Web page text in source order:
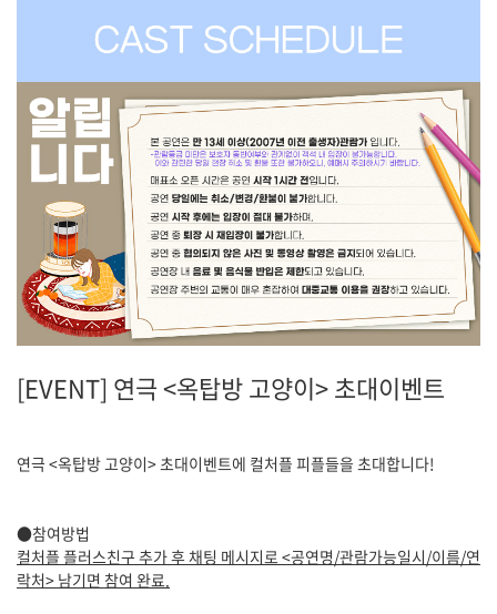
[EVENT] 연극 <옥탑방 고양이> 초대이벤트
연극 <옥탑방 고양이> 초대이벤트에 컬처플 피플들을 초대합니다!
●참여방법
컬처플 플러스친구 추가 후 채팅 메시지로 <공연명/관람가능일시/이름/연
락처> 남기면 참여 완료.